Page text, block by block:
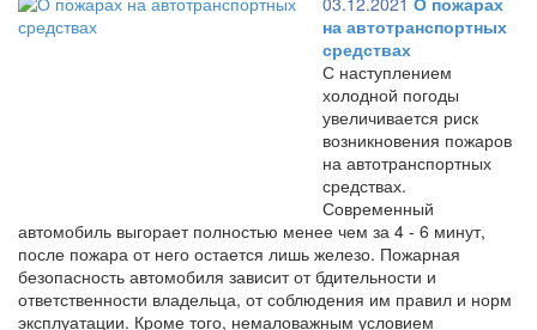
на автотранспортных
средствах
С наступлением
холодной погоды
увеличивается риск
возникновения пожаров
на автотранспортных
средствах.
Современный
автомобиль выгорает полностью менее чем за 4 - 6 минут,
после пожара от него остается лишь железо. Пожарная
безопасность автомобиля зависит от бдительности и
ответственности владельца, от соблюдения им правил и норм
эксплуатации. Кроме того, немаловажным условием